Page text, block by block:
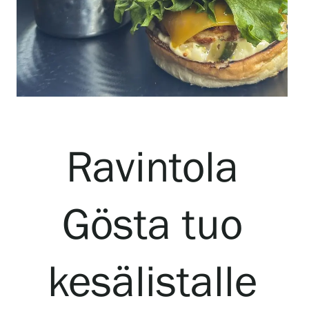
Näyttelyt
Tapahtumat
Serlachius Residenssi
SERLACHIUS+
Ravintola
Gösta tuo
kesälistalle